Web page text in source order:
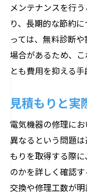
メンテナンスを行
り、長期的な節約
っては、無料診断
場合があるため、
とも費用を抑える手
見積もりと実
電気機器の修理に
異なるという問題
もりを取得する際
のかを詳しく確認
交換や修理工数が